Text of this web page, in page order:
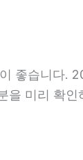
좋습니다.
미리 확